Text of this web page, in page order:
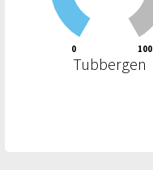
Tubbergen
0 100